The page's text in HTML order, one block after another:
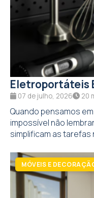
Eletroportáteis
07 de julho, 2026 20
Quando pensamos
impossível não
simplificam as tarefas